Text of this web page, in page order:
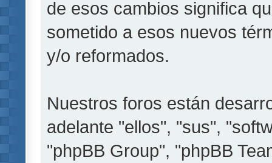
de esos cambios significa
sometido a esos nuevos
y/o reformados.
Nuestros foros están
adelante "ellos", "sus",
"phpBB Group", "phpBB